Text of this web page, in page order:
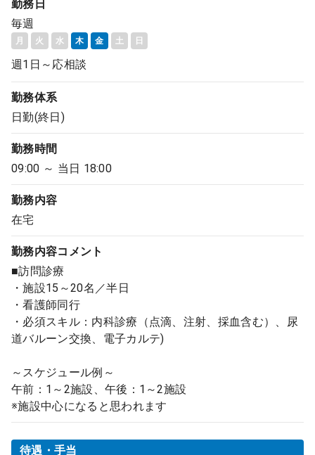
勤務日
毎週
月 火 水 木 金 土 日
週1日～応相談
勤務体系
日勤(終日)
勤務時間
09:00 ～ 当日 18:00
勤務内容
在宅
勤務内容コメント
■訪問診療
・施設15～20名／半日
・看護師同行
・必須スキル：内科診療（点滴、注射、採血含む）、尿
道バルーン交換、電子カルテ)
～スケジュール例～
午前：1～2施設、午後：1～2施設
※施設中心になると思われます
待遇・手当